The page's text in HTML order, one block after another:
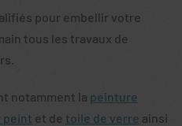
pour embellir votre
tous les travaux de
notamment la peinture
peint et de toile de verre ainsi